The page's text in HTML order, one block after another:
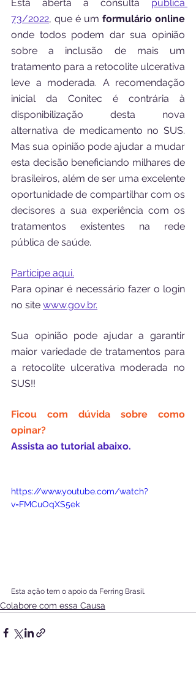
Está aberta a consulta pública
73/2022, que é um formulário online
onde todos podem dar sua opinião
sobre a inclusão de mais um
tratamento para a retocolite ulcerativa
leve a moderada. A recomendação
inicial da Conitec é contrária à
disponibilização desta nova
alternativa de medicamento no SUS.
Mas sua opinião pode ajudar a mudar
esta decisão beneficiando milhares de
brasileiros, além de ser uma excelente
oportunidade de compartilhar com os
decisores a sua experiência com os
tratamentos existentes na rede
pública de saúde.
Participe aqui.
Para opinar é necessário fazer o login
no site www.gov.br.
Sua opinião pode ajudar a garantir
maior variedade de tratamentos para
a retocolite ulcerativa moderada no
SUS!!
Ficou com dúvida sobre como
opinar?
Assista ao tutorial abaixo.
https://www.youtube.com/watch?
v=FMCuOqXS5ek
Esta ação tem o apoio da Ferring Brasil.
Colabore com essa Causa